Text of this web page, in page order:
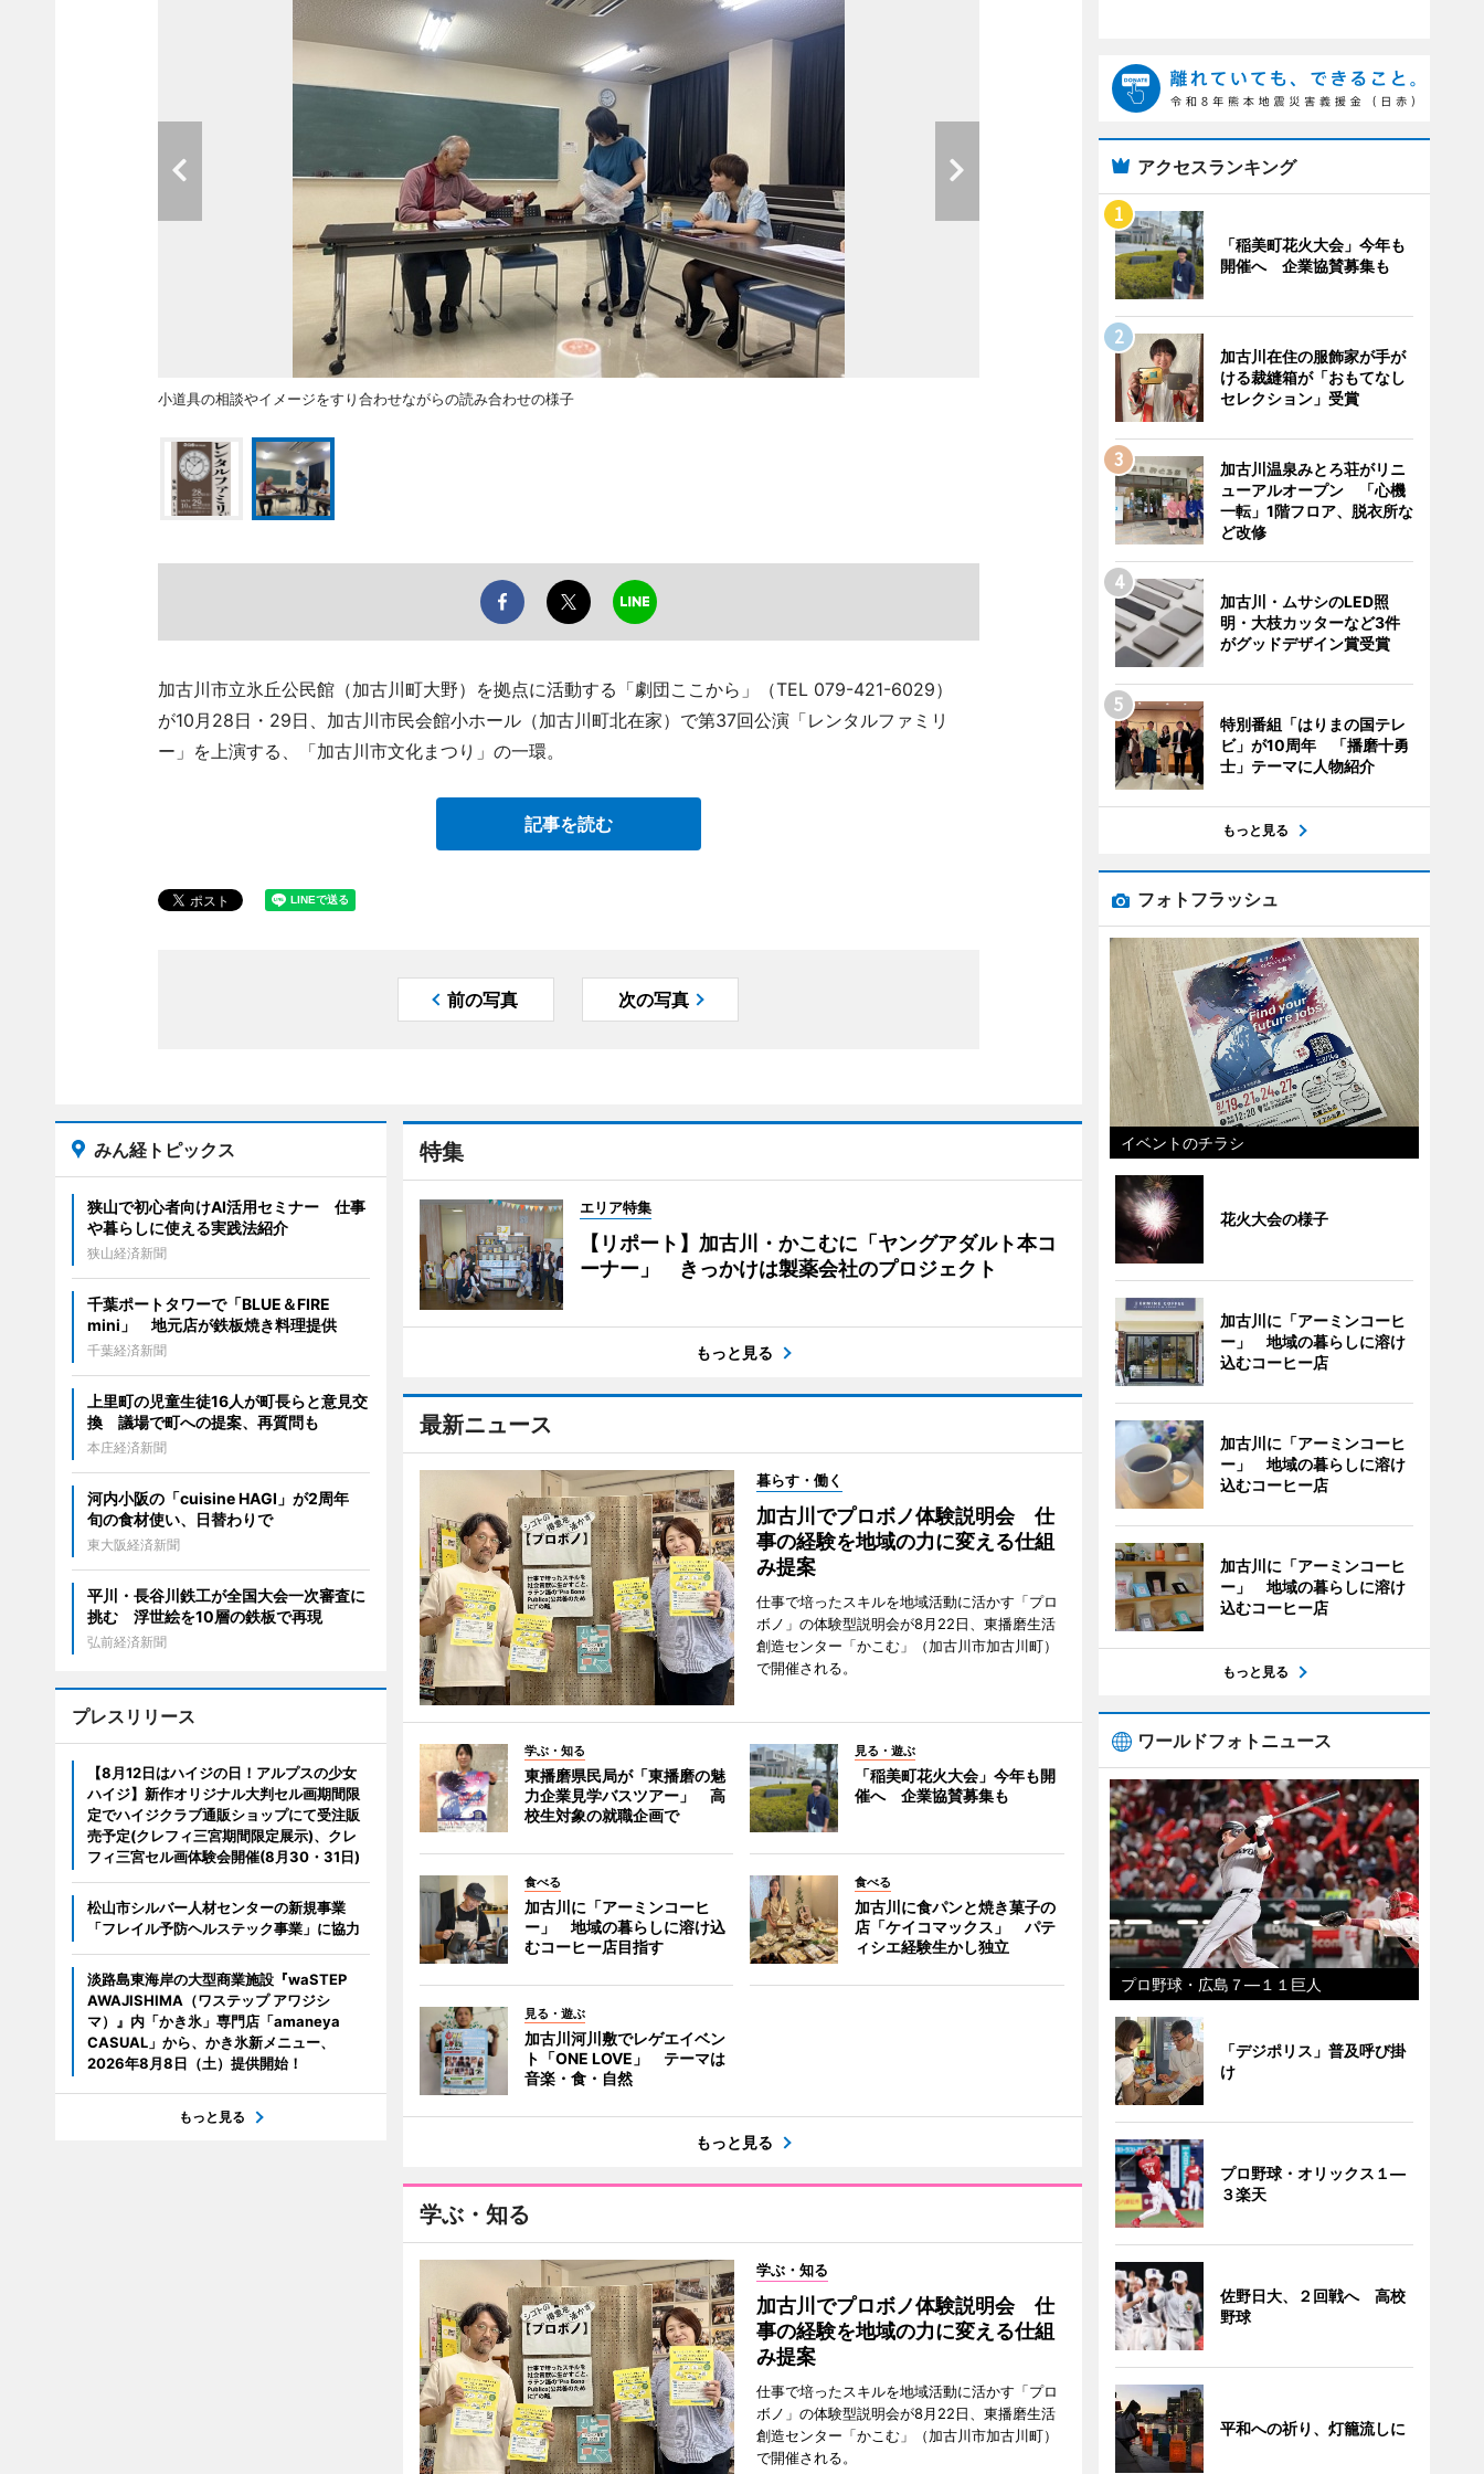
小道具の相談やイメージをすり合わせながらの読み合わせの様子
加古川市立氷丘公民館（加古川町大野）を拠点に活動する「劇団ここから」（TEL 079-421-6029）
が10月28日・29日、加古川市民会館小ホール（加古川町北在家）で第37回公演「レンタルファミリ
ー」を上演する、「加古川市文化まつり」の一環。
記事を読む
前の写真 次の写真
特集
エリア特集
【リポート】加古川・かこむに「ヤングアダルト本コ
ーナー」 きっかけは製薬会社のプロジェクト
もっと見る
最新ニュース
暮らす・働く
加古川でプロボノ体験説明会 仕
事の経験を地域の力に変える仕組
み提案
仕事で培ったスキルを地域活動に活かす「プロ
ボノ」の体験型説明会が8月22日、東播磨生活
創造センター「かこむ」（加古川市加古川町）
で開催される。
学ぶ・知る
東播磨県民局が「東播磨の魅
力企業見学バスツアー」 高
校生対象の就職企画で
見る・遊ぶ
「稲美町花火大会」今年も開
催へ 企業協賛募集も
食べる
加古川に「アーミンコーヒ
ー」 地域の暮らしに溶け込
むコーヒー店目指す
食べる
加古川に食パンと焼き菓子の
店「ケイコマックス」 パテ
ィシエ経験生かし独立
見る・遊ぶ
加古川河川敷でレゲエイベン
ト「ONE LOVE」 テーマは
音楽・食・自然
もっと見る
学ぶ・知る
学ぶ・知る
加古川でプロボノ体験説明会 仕
事の経験を地域の力に変える仕組
み提案
仕事で培ったスキルを地域活動に活かす「プロ
ボノ」の体験型説明会が8月22日、東播磨生活
創造センター「かこむ」（加古川市加古川町）
で開催される。
みん経トピックス
狭山で初心者向けAI活用セミナー 仕事
や暮らしに使える実践法紹介
狭山経済新聞
千葉ポートタワーで「BLUE＆FIRE
mini」 地元店が鉄板焼き料理提供
千葉経済新聞
上里町の児童生徒16人が町長らと意見交
換 議場で町への提案、再質問も
本庄経済新聞
河内小阪の「cuisine HAGI」が2周年
旬の食材使い、日替わりで
東大阪経済新聞
平川・長谷川鉄工が全国大会一次審査に
挑む 浮世絵を10層の鉄板で再現
弘前経済新聞
プレスリリース
【8月12日はハイジの日！アルプスの少女
ハイジ】新作オリジナル大判セル画期間限
定でハイジクラブ通販ショップにて受注販
売予定(クレフィ三宮期間限定展示)、クレ
フィ三宮セル画体験会開催(8月30・31日)
松山市シルバー人材センターの新規事業
「フレイル予防ヘルステック事業」に協力
淡路島東海岸の大型商業施設『waSTEP
AWAJISHIMA（ワステップ アワジシ
マ）』内「かき氷」専門店「amaneya
CASUAL」から、かき氷新メニュー、
2026年8月8日（土）提供開始！
もっと見る
アクセスランキング
「稲美町花火大会」今年も
開催へ 企業協賛募集も
加古川在住の服飾家が手が
ける裁縫箱が「おもてなし
セレクション」受賞
加古川温泉みとろ荘がリニ
ューアルオープン 「心機
一転」1階フロア、脱衣所な
ど改修
加古川・ムサシのLED照
明・大枝カッターなど3件
がグッドデザイン賞受賞
特別番組「はりまの国テレ
ビ」が10周年 「播磨十勇
士」テーマに人物紹介
もっと見る
フォトフラッシュ
イベントのチラシ
花火大会の様子
加古川に「アーミンコーヒ
ー」 地域の暮らしに溶け
込むコーヒー店
加古川に「アーミンコーヒ
ー」 地域の暮らしに溶け
込むコーヒー店
加古川に「アーミンコーヒ
ー」 地域の暮らしに溶け
込むコーヒー店
もっと見る
ワールドフォトニュース
プロ野球・広島７―１１巨人
「デジポリス」普及呼び掛
け
プロ野球・オリックス１―
３楽天
佐野日大、２回戦へ 高校
野球
平和への祈り、灯籠流しに